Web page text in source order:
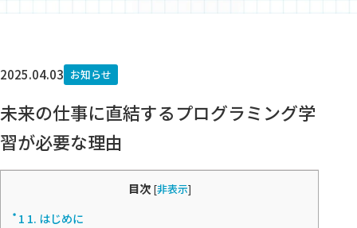
2025.04.03 お知らせ
未来の仕事に直結するプログラミング学
習が必要な理由
目次 [非表示]
1 1. はじめに